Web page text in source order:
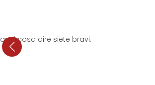
cosa dire siete bravi.